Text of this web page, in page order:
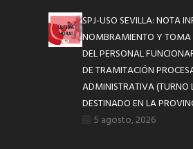
SPJ-USO SEVILLA: NOTA
NOMBRAMIENTO Y TOMA
DEL PERSONAL
DE TRAMITACIÓN
ADMINISTRATIVA (TURNO
DESTINADO EN LA
5 agosto, 2026